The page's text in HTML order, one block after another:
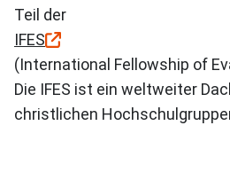
Teil der
IFES
(International Fellowship of
Die IFES ist ein weltweiter
christlichen